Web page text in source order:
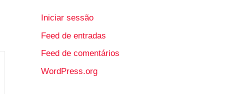
Iniciar sessão
Feed de entradas
Feed de comentários
WordPress.org